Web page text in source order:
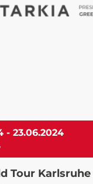
- 23.06.2024
Tour